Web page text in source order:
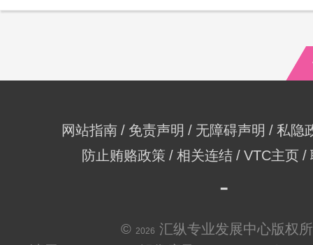
网站指南 免责声明 无障碍声明
私隐
防止贿赂政策
相关连结 VTC主页
© 2026 汇纵专业发展中心版权